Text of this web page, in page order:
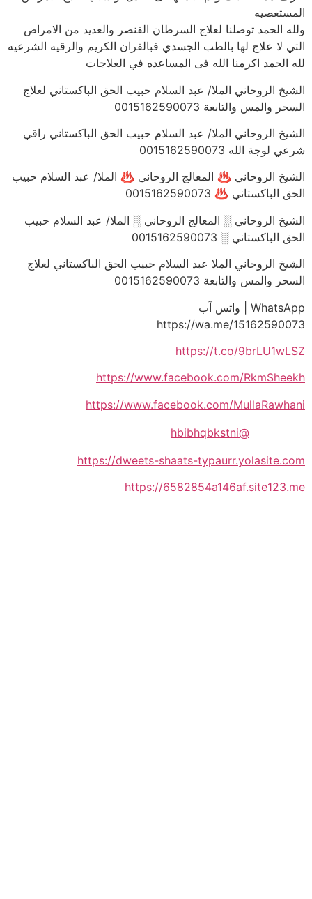
المستعصيه
ولله الحمد توصلنا لعلاج السرطان القنصر والعديد من الامراض
التي لا علاج لها بالطب الجسدي فبالقران الكريم والرقيه الشرعيه
لله الحمد اكرمنا الله فى المساعده في العلاجات
الشيخ الروحاني الملا/ عبد السلام حبيب الحق الباكستاني لعلاج
السحر والمس والتابعة 0015162590073
الشيخ الروحاني الملا/ عبد السلام حبيب الحق الباكستاني راقي
شرعي لوجة الله 0015162590073
الشيخ الروحاني ♨ المعالج الروحاني ♨ الملا/ عبد السلام حبيب
الحق الباكستاني ♨ 0015162590073
الشيخ الروحاني ░ المعالج الروحاني ░ الملا/ عبد السلام حبيب
الحق الباكستاني ░ 0015162590073
الشيخ الروحاني الملا عبد السلام حبيب الحق الباكستاني لعلاج
السحر والمس والتابعة 0015162590073
WhatsApp | واتس آب
https://wa.me/15162590073
https://t.co/9brLU1wLSZ
https://www.facebook.com/RkmSheekh
https://www.facebook.com/MullaRawhani
@hbibhqbkstni
https://dweets-shaats-typaurr.yolasite.com
https://6582854a146af.site123.me